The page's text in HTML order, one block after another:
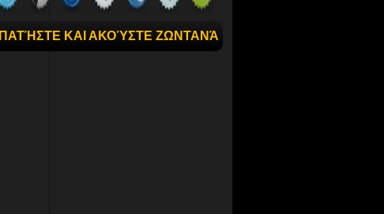
ΠΑΤΉΣΤΕ ΚΑΙ ΑΚΟΎΣΤΕ ΖΩΝΤΑΝΆ